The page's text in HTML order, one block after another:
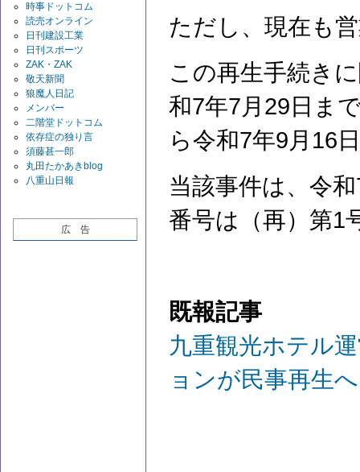
時事ドットコム
読売オンライン
日刊建設工業
日刊スポーツ
ZAK・ZAK
敬天新聞
狼魔人日記
メンバー
二階堂ドットコム
依存症の独り言
須藤甚一郎
丸田たかあきblog
八重山日報
広 告
ただし、現在も
この再生手続き
和7年7月29日ま
ら令和7年9月16
当該事件は、令
番号は（再）第1
既報記事
九重観光ホテル
ョンが民事再生